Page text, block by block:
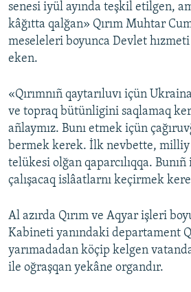
senesi iyül ayında teşkil etilgen,
kâğıtta qalğan» Qırım Muhtar
meseleleri boyunca Devlet hızmeti
eken.
«Qırımnıñ qaytarıluvı içün
ve topraq bütünligini saqlamaq
añlaymız. Bunı etmek içün
bermek kerek. İlk nevbette, milliy
telükesi olğan qaparcılıqqa.
çalışacaq islâatlarnı keçirmek
Al azırda Qırım ve Aqyar işleri
Kabineti yanındaki departament
yarımadadan köçip kelgen
ile oğraşqan yekâne organdır.